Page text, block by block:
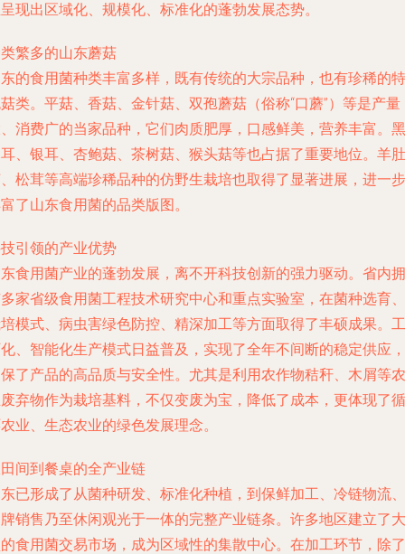
现出区域化、规模化、标准化的蓬勃发展态势。
繁多的山东蘑菇
的食用菌种类丰富多样，既有传统的大宗品种，也有珍稀的特
类。平菇、香菇、金针菇、双孢蘑菇（俗称“口蘑”）等是产量
消费广的当家品种，它们肉质肥厚，口感鲜美，营养丰富。黑
、银耳、杏鲍菇、茶树菇、猴头菇等也占据了重要地位。羊肚
松茸等高端珍稀品种的仿野生栽培也取得了显著进展，进一步
了山东食用菌的品类版图。
引领的产业优势
食用菌产业的蓬勃发展，离不开科技创新的强力驱动。省内拥
家省级食用菌工程技术研究中心和重点实验室，在菌种选育、
模式、病虫害绿色防控、精深加工等方面取得了丰硕成果。工
、智能化生产模式日益普及，实现了全年不间断的稳定供应，
了产品的高品质与安全性。尤其是利用农作物秸秆、木屑等农
弃物作为栽培基料，不仅变废为宝，降低了成本，更体现了循
业、生态农业的绿色发展理念。
间到餐桌的全产业链
已形成了从菌种研发、标准化种植，到保鲜加工、冷链物流、
销售乃至休闲观光于一体的完整产业链条。许多地区建立了大
食用菌交易市场，成为区域性的集散中心。在加工环节，除了